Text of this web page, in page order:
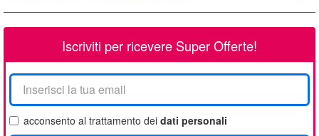
Iscriviti per ricevere Super Offerte!
La
tua
email
acconsento al trattamento dei dati personali